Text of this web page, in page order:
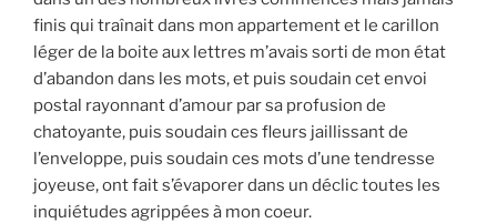
finis qui traînait dans mon appartement et le carillon
léger de la boite aux lettres m’avais sorti de mon état
d’abandon dans les mots, et puis soudain cet envoi
postal rayonnant d’amour par sa profusion de
chatoyante, puis soudain ces fleurs jaillissant de
l’enveloppe, puis soudain ces mots d’une tendresse
joyeuse, ont fait s’évaporer dans un déclic toutes les
inquiétudes agrippées à mon coeur.